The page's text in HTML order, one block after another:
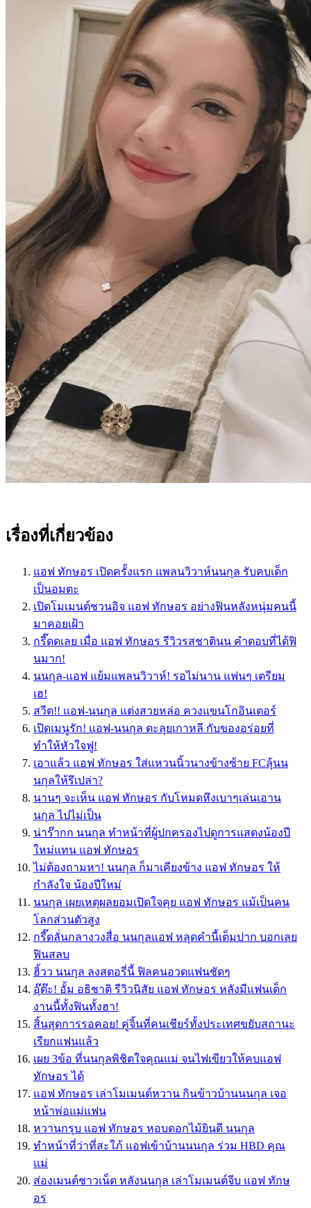
เรื่องที่เกี่ยวข้อง
แอฟ ทักษอร เปิดครั้งแรก แพลนวิวาห์นนกุล รับคบเด็ก
เป็นอมตะ
เปิดโมเมนต์ชวนอิจ แอฟ ทักษอร อย่างฟินหลังหนุ่มคนนี้
มาคอยเฝ้า
กรี๊ดดเลย เมื่อ แอฟ ทักษอร รีวิวรสชาตินน คำตอบที่ได้ฟิ
นมาก!
นนกุล-แอฟ แย้มแพลนวิวาห์! รอไม่นาน แฟนๆ เตรียม
เฮ!
สวีต!! แอฟ-นนกุล แต่งสวยหล่อ ควงแขนโกอินเตอร์
เปิดเมนูรัก! แอฟ-นนกุล ตะลุยเกาหลี กับของอร่อยที่
ทำให้หัวใจฟู!
เอาแล้ว แอฟ ทักษอร ใส่แหวนนิ้วนางข้างซ้าย FCลุ้นน
นกุลให้รึเปล่า?
นานๆ จะเห็น แอฟ ทักษอร กับโหมดหึงเบาๆเล่นเอาน
นกุล ไปไม่เป็น
น่าร๊ากก นนกุล ทำหน้าที่ผู้ปกครองไปดูการแสดงน้องปี
ใหม่แทน แอฟ ทักษอร
ไม่ต้องถามหา! นนกุล ก็มาเคียงข้าง แอฟ ทักษอร ให้
กำลังใจ น้องปีใหม่
นนกุล เผยเหตุผลยอมเปิดใจคุย แอฟ ทักษอร แม้เป็นคน
โลกส่วนตัวสูง
กรี๊ดลั่นกลางวงสื่อ นนกุลแอฟ หลุดคำนี้เต็มปาก บอกเลย
ฟินสลบ
ฮิ้วว นนกุล ลงสตอรี่นี้ ฟิลคนอวดแฟนชัดๆ
อุ๊ต๊ะ! อั้ม อธิชาติ รีวิวนิสัย แอฟ ทักษอร หลังมีแฟนเด็ก
งานนี้ทั้งฟินทั้งฮา!
สิ้นสุดการรอคอย! คู่จิ้นที่คนเชียร์ทั้งประเทศขยับสถานะ
เรียกแฟนแล้ว
เผย 3ข้อ ที่นนกุลพิชิตใจคุณแม่ จนไฟเขียวให้คบแอฟ
ทักษอร ได้
แอฟ ทักษอร เล่าโมเมนต์หวาน กินข้าวบ้านนนกุล เจอ
หน้าพ่อแม่แฟน
หวานกรุบ แอฟ ทักษอร หอบดอกไม้ยินดี นนกุล
ทำหน้าที่ว่าที่สะใภ้ แอฟเข้าบ้านนนกุล ร่วม HBD คุณ
แม่
ส่องเมนต์ชาวเน็ต หลังนนกุล เล่าโมเมนต์จีบ แอฟ ทักษ
อร